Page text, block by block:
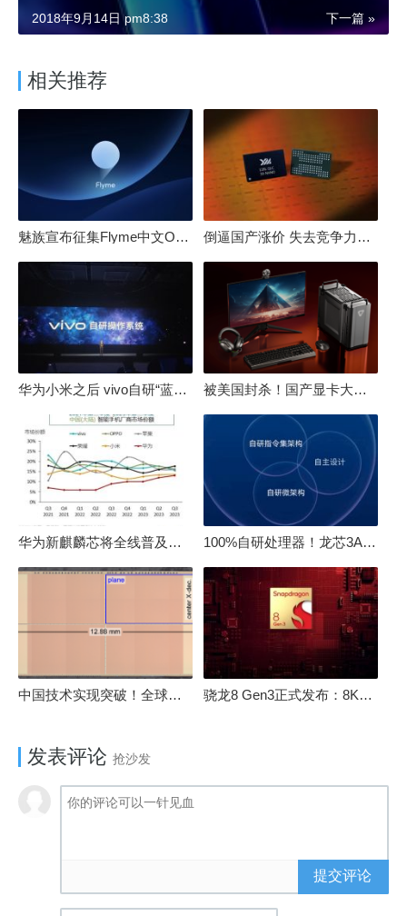
下一篇 »
2018年9月14日 pm8:38
相关推荐
魅族宣布征集Flyme中文OS名：要像鸿蒙、澎湃一样响亮 倒逼国产涨价 失去竞争力！三星要减产50%：SSD必须涨价
华为小米之后 vivo自研“蓝河”操作系统重磅发布 被美国封杀！国产显卡大厂：中国GPU不存在至暗时刻
华为新麒麟芯将全线普及！高中低端全面采用 改写竞争格局 100%自研处理器！龙芯3A6000评测：与10代酷睿互有胜负
中国技术实现突破！全球最先进的3D NAND存储芯片被发现 骁龙8 Gen3正式发布：8K240手游成真！AI性能飙升98％
发表评论 抢沙发
提交评论